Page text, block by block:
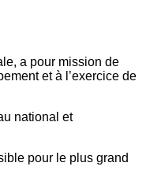
a pour mission de
et à l’exercice de
national et
pour le plus grand